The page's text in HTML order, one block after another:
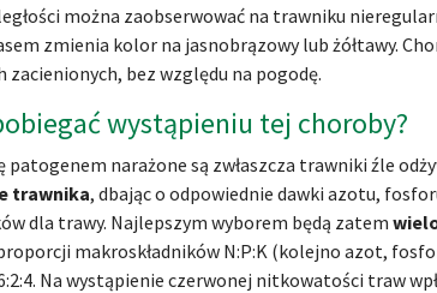
można zaobserwować na trawniku
zmienia kolor na jasnobrązowy lub żółtawy.
zacienionych, bez względu na pogodę.
wystąpieniu tej choroby?
patogenem narażone są zwłaszcza trawniki źle
trawnika, dbając o odpowiednie dawki azotu,
dla trawy. Najlepszym wyborem będą zatem
makroskładników N:P:K (kolejno azot,
Na wystąpienie czerwonej nitkowatości traw